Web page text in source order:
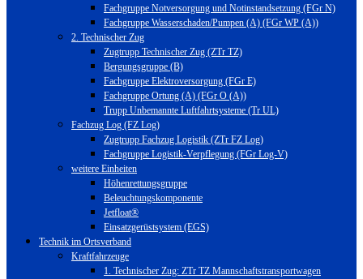
Fachgruppe Notversorgung und Notinstandsetzung (FGr N)
Fachgruppe Wasserschaden/Pumpen (A) (FGr WP (A))
2. Technischer Zug
Zugtrupp Technischer Zug (ZTr TZ)
Bergungsgruppe (B)
Fachgruppe Elektroversorgung (FGr E)
Fachgruppe Ortung (A) (FGr O (A))
Trupp Unbemannte Luftfahrtsysteme (Tr UL)
Fachzug Log (FZ Log)
Zugtrupp Fachzug Logistik (ZTr FZ Log)
Fachgruppe Logistik-Verpflegung (FGr Log-V)
weitere Einheiten
Höhenrettungsgruppe
Beleuchtungskomponente
Jetfloat®
Einsatzgerüstsystem (EGS)
Technik im Ortsverband
Kraftfahrzeuge
1. Technischer Zug: ZTr TZ Mannschaftstransportwagen